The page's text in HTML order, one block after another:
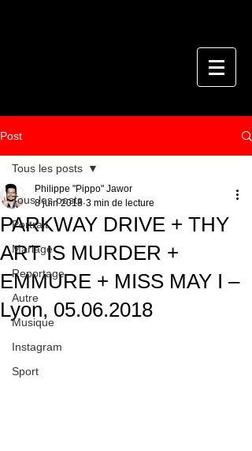
Post
Tous les posts
Portrait
Mariage
Reportage
Autre
Musique
Instagram
Sport
Tous les posts
PARKWAY DRIVE + THY
ART IS MURDER +
EMMURE + MISS MAY I –
Lyon, 05.06.2018
Philippe "Pippo" Jawor
8 juin 2018 3 min de lecture